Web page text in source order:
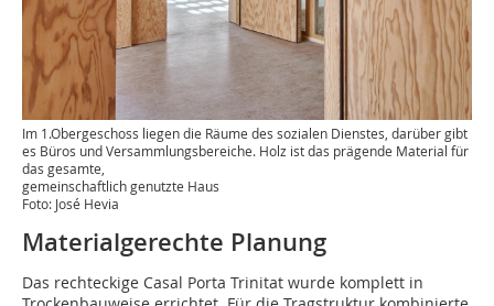
Im 1.Obergeschoss liegen die Räume des sozialen Dienstes, darüber gibt
es Büros und Versammlungsbereiche. Holz ist das prägende Material für
das gesamte,
gemeinschaftlich genutzte Haus
Foto: José Hevia
Materialgerechte Planung
Das rechteckige Casal Porta Trinitat wurde komplett in